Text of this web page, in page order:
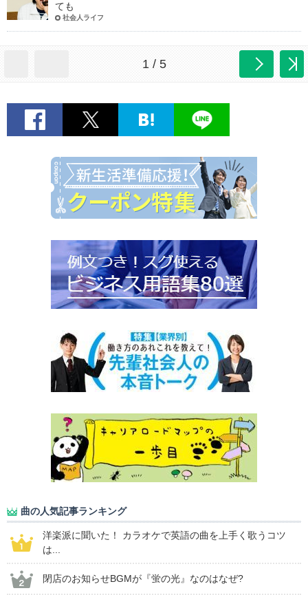
ても
社会人ライフ
1 / 5
曲の人気記事ランキング
洋楽派に聞いた！ カラオケで英語の曲を上手く歌うコツ
は...
閉店のお知らせBGMが『蛍の光』なのはなぜ?